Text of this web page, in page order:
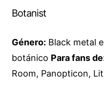
Botanist
Género: Black metal
botánico Para fans
Room, Panopticon,